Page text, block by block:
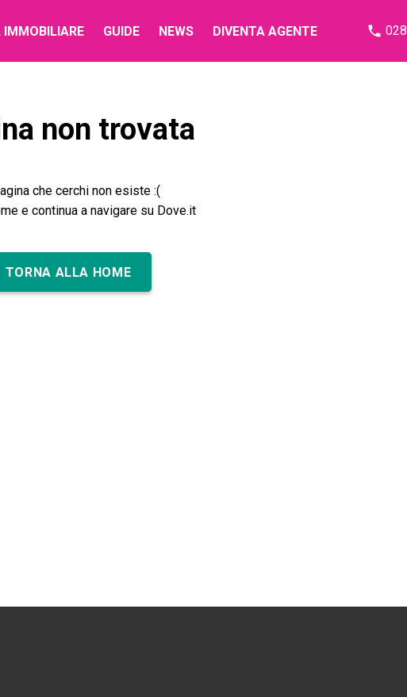
IMMOBILIARE GUIDE NEWS DIVENTA AGENTE
non trovata
che cerchi non esiste :(
e continua a navigare su Dove.it
TORNA ALLA HOME